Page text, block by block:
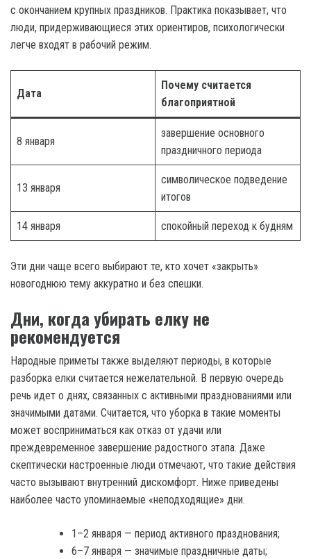
с окончанием крупных праздников. Практика показывает, что
люди, придерживающиеся этих ориентиров, психологически
легче входят в рабочий режим.
Дата
Почему считается
благоприятной
8 января
завершение основного
праздничного периода
13 января
символическое подведение
итогов
14 января спокойный переход к будням
Эти дни чаще всего выбирают те, кто хочет «закрыть»
новогоднюю тему аккуратно и без спешки.
Дни, когда убирать елку не
рекомендуется
Народные приметы также выделяют периоды, в которые
разборка елки считается нежелательной. В первую очередь
речь идет о днях, связанных с активными празднованиями или
значимыми датами. Считается, что уборка в такие моменты
может восприниматься как отказ от удачи или
преждевременное завершение радостного этапа. Даже
скептически настроенные люди отмечают, что такие действия
часто вызывают внутренний дискомфорт. Ниже приведены
наиболее часто упоминаемые «неподходящие» дни.
1–2 января — период активного празднования;
6–7 января — значимые праздничные даты;